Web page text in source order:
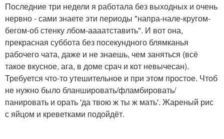
Последние три недели я работала без выходных и очень
нервно - сами знаете эти периоды "напра-нале-кругом-
бегом-об стенку лбом-аааатставить". И вот она,
прекрасная суббота без посекундного блямканья
рабочего чата, даже и не знаешь, чем заняться (всё
такое вкусное, ага, в доме срач и кот невычесан).
Требуется что-то утешительное и при этом простое. Чтоб
не нужно было бланшировать/фламбировать/
панировать и орать 'да твою ж ты ж мать'. Жареный рис
с яйцом и креветками подойдёт.